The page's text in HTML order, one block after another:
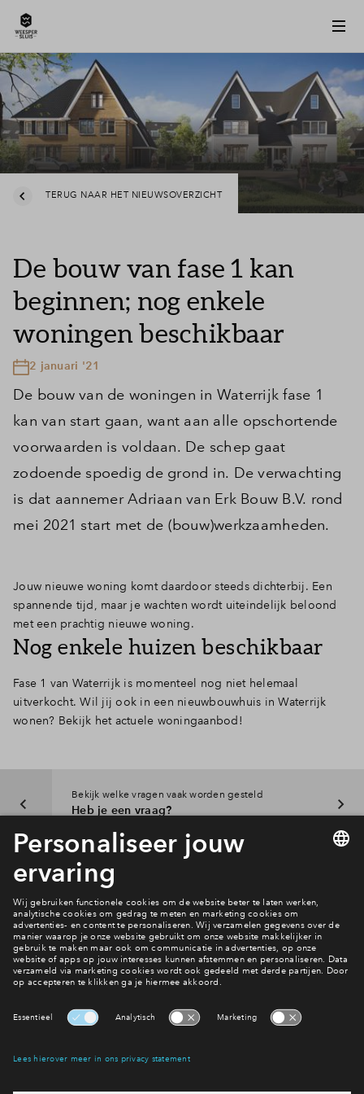
TERUG NAAR HET NIEUWSOVERZICHT
De bouw van fase 1 kan
beginnen; nog enkele
woningen beschikbaar
2 januari '21
De bouw van de woningen in Waterrijk fase 1
kan van start gaan, want aan alle opschortende
voorwaarden is voldaan. De schep gaat
zodoende spoedig de grond in. De verwachting
is dat aannemer Adriaan van Erk Bouw B.V. rond
mei 2021 start met de (bouw)werkzaamheden.
Jouw nieuwe woning komt daardoor steeds dichterbij. Een
spannende tijd, maar je wachten wordt uiteindelijk beloond
met een prachtig nieuwe woning.
Nog enkele huizen beschikbaar
Fase 1 van Waterrijk is momenteel nog niet helemaal
uitverkocht. Wil jij ook in een nieuwbouwhuis in Waterrijk
wonen? Bekijk het actuele woningaanbod!
Bekijk welke vragen vaak worden gesteld
Heb je een vraag?
Interesse? Meld je dan snel aan
Hiermee blijf je op de hoogte van het belangrijkste nieuws en
eventuele projecten
Ja, ik wil mij aanmelden
Heb je een vraag en wil je direct antwoord? Bel ons op